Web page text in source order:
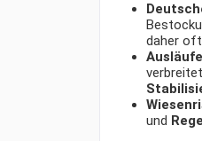
daher
und